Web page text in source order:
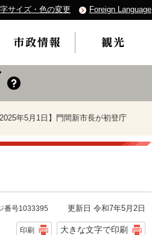
サイズ・色の変更 Foreign Language
年5月1日】門間新市長が初登庁
番号1033395 更新日 令和7年5月2日
印刷 大きな文字で印刷